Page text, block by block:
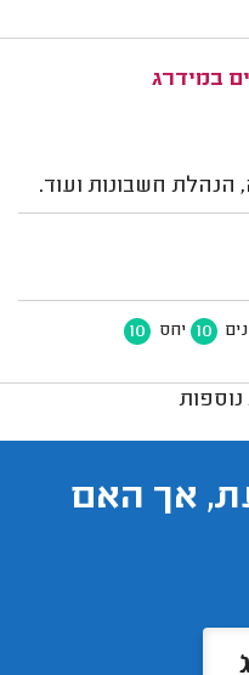
במידרג
הנהלת חשבונות ועוד.
10 יחס 10
נוספות
דעת, אך האם